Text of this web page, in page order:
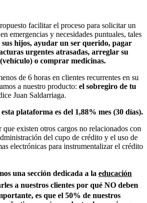
facilitar el proceso para solicitar un
emergencias y necesidades puntuales, tales
sus hijos, ayudar un ser querido, pagar
urgentes atrasadas, arreglar su
o comprar medicinas.
de 6 horas en clientes recurrentes en su
a nuestro producto: el sobregiro de tu
Juan Saldarriaga.
plataforma es del 1,88% mes (30 días).
existen otros cargos no relacionados con
del cupo de crédito y el uso de
electrónicas para instrumentalizar el crédito
una sección dedicada a la educación
a nuestros clientes por qué NO deben
es que el 50% de nuestros